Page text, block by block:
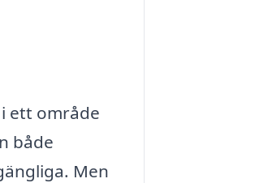
ett område
både
Men